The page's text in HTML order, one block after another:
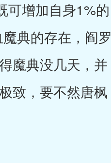
可增加自身1%的
典的存在，阎罗
魔典没几天，并
致，要不然唐枫